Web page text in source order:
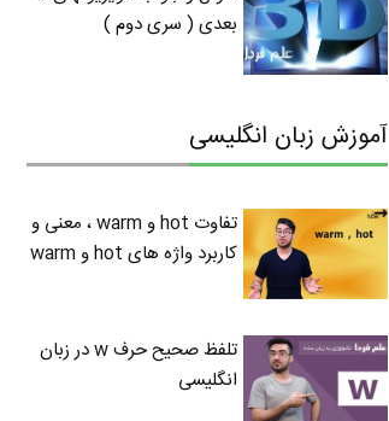
بعدی ( سری دوم )
آموزش زبان انگلیسی
تفاوت hot و warm ، معنی و
کاربرد واژه های hot و warm
تلفظ صحیح حرف w در زبان
انگلیسی